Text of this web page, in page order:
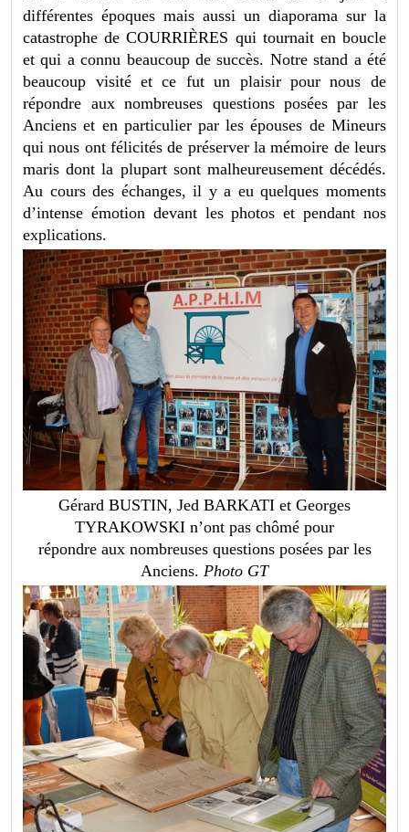
différentes époques mais aussi un diaporama sur la
catastrophe de COURRIÈRES qui tournait en boucle
et qui a connu beaucoup de succès. Notre stand a été
beaucoup visité et ce fut un plaisir pour nous de
répondre aux nombreuses questions posées par les
Anciens et en particulier par les épouses de Mineurs
qui nous ont félicités de préserver la mémoire de leurs
maris dont la plupart sont malheureusement décédés.
Au cours des échanges, il y a eu quelques moments
d’intense émotion devant les photos et pendant nos
explications.
Gérard BUSTIN, Jed BARKATI et Georges
TYRAKOWSKI n’ont pas chômé pour
répondre aux nombreuses questions posées par les
Anciens. Photo GT